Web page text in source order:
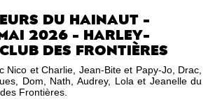
DU HAINAUT -
2026 - HARLEY-
DES FRONTIÈRES
Nico et Charlie, Jean-Bite et Papy-Jo, Drac,
Dom, Nath, Audrey, Lola et Jeanelle du
Frontières.